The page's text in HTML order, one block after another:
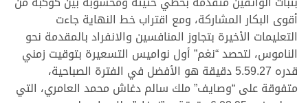
أقوى البكار المشاركة، ومع اقتراب خط النهاية جاءت
التعليمات الأخيرة بتجاوز المنافسين والانفراد بالمقدمة نحو
الناموس، لتحصد “نغم” أول نواميس التسعيرة بتوقيت زمني
قدره 5.59.27 دقيقة هو الأفضل في الفترة الصباحية،
متفوقة على “وصايف” ملك سالم دغاش محمد العامري، التي